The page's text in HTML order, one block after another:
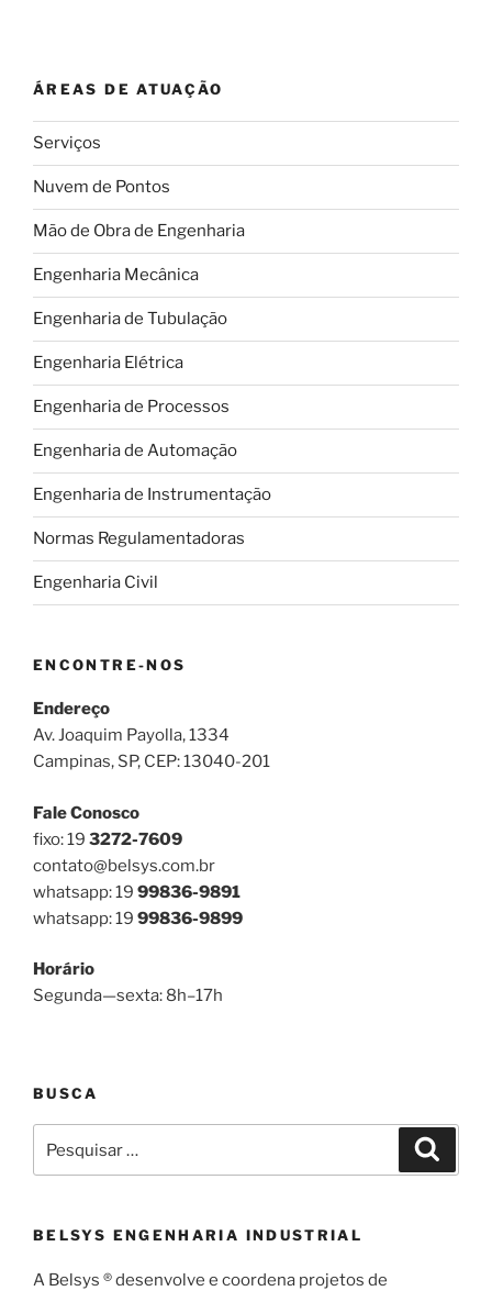
ÁREAS DE ATUAÇÃO
Serviços
Nuvem de Pontos
Mão de Obra de Engenharia
Engenharia Mecânica
Engenharia de Tubulação
Engenharia Elétrica
Engenharia de Processos
Engenharia de Automação
Engenharia de Instrumentação
Normas Regulamentadoras
Engenharia Civil
ENCONTRE-NOS
Endereço
Av. Joaquim Payolla, 1334
Campinas, SP, CEP: 13040-201
Fale Conosco
fixo: 19 3272-7609
contato@belsys.com.br
whatsapp: 19 99836-9891
whatsapp: 19 99836-9899
Horário
Segunda—sexta: 8h–17h
BUSCA
por:
BELSYS ENGENHARIA INDUSTRIAL
A Belsys ® desenvolve e coordena projetos de